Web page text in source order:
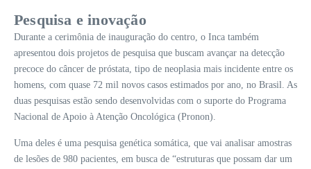
Pesquisa e inovação
Durante a cerimônia de inauguração do centro, o Inca também
apresentou dois projetos de pesquisa que buscam avançar na detecção
precoce do câncer de próstata, tipo de neoplasia mais incidente entre os
homens, com quase 72 mil novos casos estimados por ano, no Brasil. As
duas pesquisas estão sendo desenvolvidas com o suporte do Programa
Nacional de Apoio à Atenção Oncológica (Pronon).
Uma deles é uma pesquisa genética somática, que vai analisar amostras
de lesões de 980 pacientes, em busca de “estruturas que possam dar um